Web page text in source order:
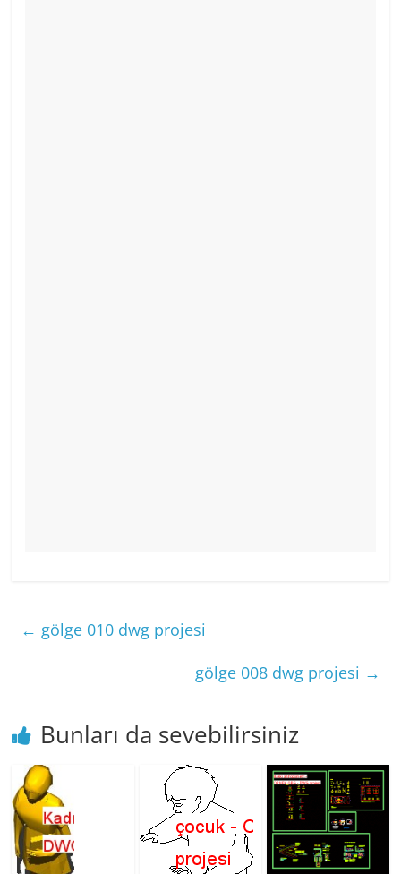
← gölge 010 dwg projesi
gölge 008 dwg projesi →
Bunları da sevebilirsiniz